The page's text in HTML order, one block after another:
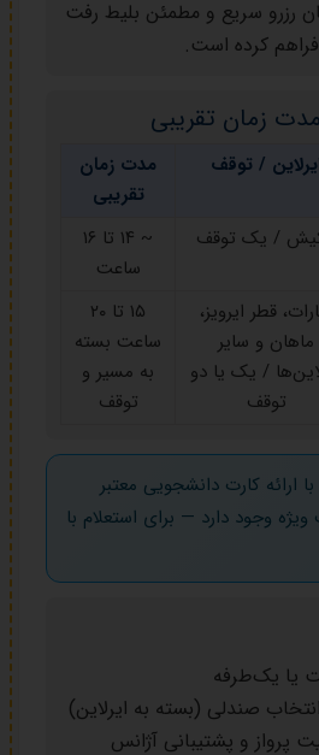
رزرو سریع و مطمئن بلیط رفت
کرده است.
زمان تقریبی
/ توقف
مدت زمان
تقریبی
/ یک توقف
~ ۱۴ تا ۱۶
ساعت
قطر ایرویز،
ماهان و سایر
/ یک یا دو
توقف
۱۵ تا ۲۰
ساعت بسته
به مسیر و
توقف
با ارائه کارت دانشجویی معتبر
وجود دارد — برای استعلام با
یا یک‌طرفه
صندلی (بسته به ایرلاین)
پرواز و پشتیبانی آژانس